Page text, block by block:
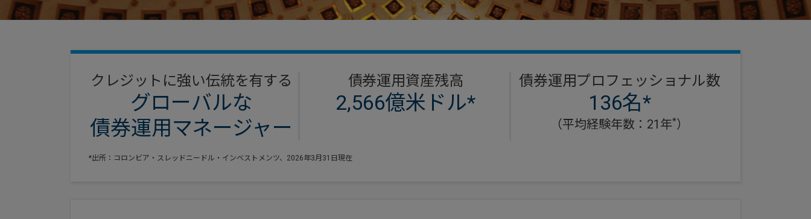
クレジットに強い伝統を有する
グローバルな
債券運用マネージャー
債券運用資産残高
2,566億米ドル*
債券運用プロフェッショナル数
136名*
（平均経験年数：21年*）
*出所：コロンビア・スレッドニードル・インベストメンツ、2026年3月31日現在